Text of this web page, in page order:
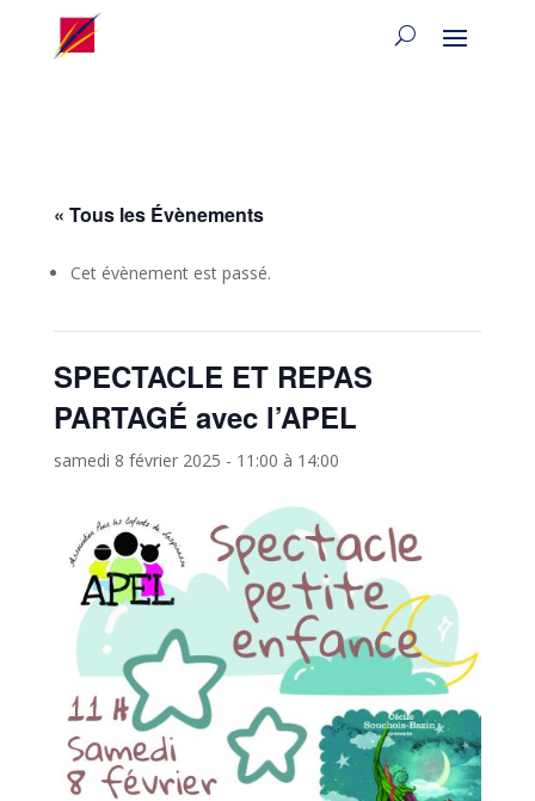
« Tous les Évènements
Cet évènement est passé.
SPECTACLE ET REPAS
PARTAGÉ avec l’APEL
samedi 8 février 2025 - 11:00 à 14:00